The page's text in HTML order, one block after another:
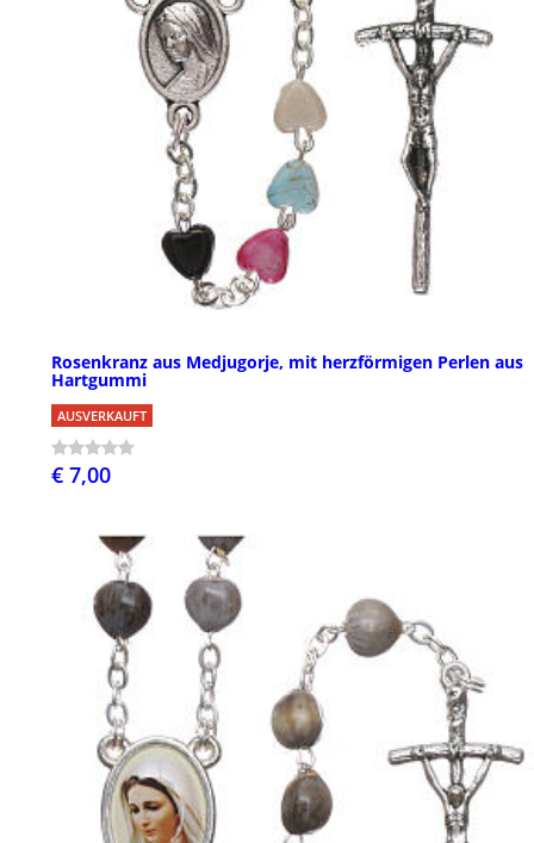
Rosenkranz aus Medjugorje, mit herzförmigen Perlen aus
Hartgummi
AUSVERKAUFT
€ 7,00